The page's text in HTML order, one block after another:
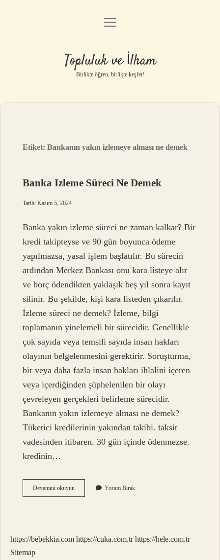
Anasayfa
Gizlilik Politikası
Yasal Uyarı
menüyü
Topluluk ve İlham
Birlikte öğren, birlikte keşfet!
Etiket:Bankanın yakın izlemeye alması ne demek
Banka Izleme Süreci Ne Demek
Tarih: Kasım 5, 2024
Banka yakın izleme süreci ne zaman kalkar? Bir
kredi takipteyse ve 90 gün boyunca ödeme
yapılmazsa, yasal işlem başlatılır. Bu sürecin
ardından Merkez Bankası onu kara listeye alır
ve borç ödendikten yaklaşık beş yıl sonra kayıt
silinir. Bu şekilde, kişi kara listeden çıkarılır.
İzleme süreci ne demek? İzleme, bilgi
toplamanın yinelemeli bir sürecidir. Genellikle
çok sayıda veya temsili sayıda insan hakları
olayının belgelenmesini gerektirir. Soruşturma,
bir veya daha fazla insan hakları ihlalini içeren
veya içerdiğinden şüphelenilen bir olayı
çevreleyen gerçekleri belirleme sürecidir.
Bankanın yakın izlemeye alması ne demek?
Tüketici kredilerinin yakından takibi. taksit
vadesinden itibaren. 30 gün içinde ödenmezse.
kredinin…
Devamını okuyunBanka
Izleme
Yorum Bırak
https://bebekkia.com https://cuka.com.tr https://hele.com.tr
Sitemap